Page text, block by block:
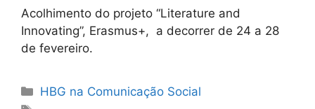
Acolhimento do projeto “Literature and
Innovating”, Erasmus+, a decorrer de 24 a 28
de fevereiro.
Categorias
HBG na Comunicação Social